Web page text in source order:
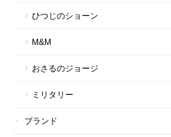
ひつじのショーン
M&M
おさるのジョージ
ミリタリー
ブランド